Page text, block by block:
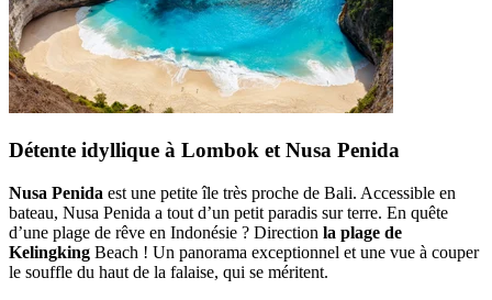
Détente idyllique à Lombok et Nusa Penida
Nusa Penida est une petite île très proche de Bali. Accessible en
bateau, Nusa Penida a tout d’un petit paradis sur terre. En quête
d’une plage de rêve en Indonésie ? Direction la plage de
Kelingking Beach ! Un panorama exceptionnel et une vue à couper
le souffle du haut de la falaise, qui se méritent.